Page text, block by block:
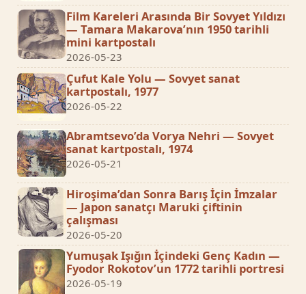
Film Kareleri Arasında Bir Sovyet Yıldızı
— Tamara Makarova’nın 1950 tarihli
mini kartpostalı
2026-05-23
Çufut Kale Yolu — Sovyet sanat
kartpostalı, 1977
2026-05-22
Abramtsevo’da Vorya Nehri — Sovyet
sanat kartpostalı, 1974
2026-05-21
Hiroşima’dan Sonra Barış İçin İmzalar
— Japon sanatçı Maruki çiftinin
çalışması
2026-05-20
Yumuşak Işığın İçindeki Genç Kadın —
Fyodor Rokotov’un 1772 tarihli portresi
2026-05-19